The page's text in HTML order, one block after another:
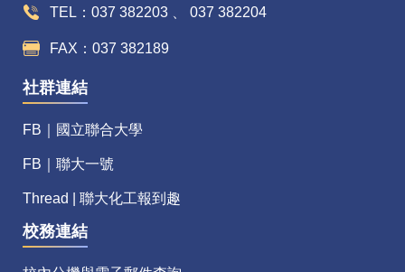
TEL：037 382203 、 037 382204
FAX：037 382189
社群連結
FB｜國立聯合大學
FB｜聯大一號
Thread | 聯大化工報到趣
校務連結